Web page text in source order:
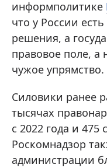
информполитике
что у России
решения, а
правовое поле, а
чужое упрямство.
Силовики ранее
тысячах
с 2022 года и 475
Роскомнадзор
администрации